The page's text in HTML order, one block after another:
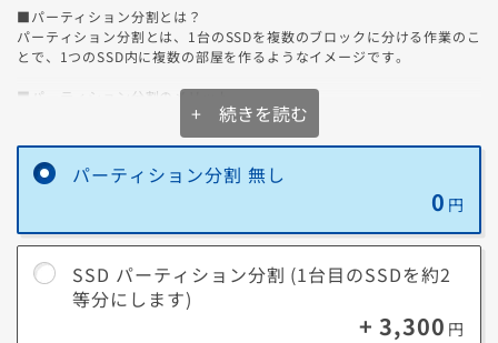
■パーティション分割とは？
パーティション分割とは、1台のSSDを複数のブロックに分ける作業のこ
とで、1つのSSD内に複数の部屋を作るようなイメージです。
■パーティション分割のメリット
パーティション分割により、1つのSSD内にシステム用ブロックとデータ
用ブロックを分けることで、データ管理がとても便利になります。
システム障害等でOSを再インストールする必要がある場合でも、システ
ム用ブロックのみの作業で対応が可能です。そのため、別の領域で管理
2．簡単にバックアップ
データを管理しているブロックが分かれているため、データのみのバッ
+ 続きを読む
パーティション分割 無し
0 円
SSD パーティション分割 (1台目のSSDを約2
等分にします)
+ 3,300 円